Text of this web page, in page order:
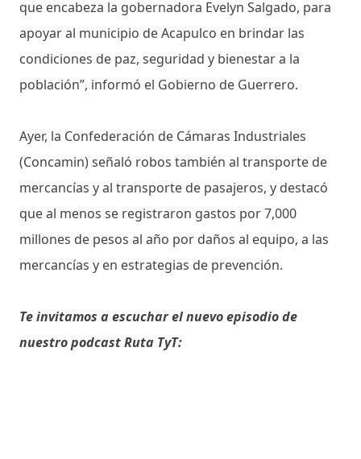
que encabeza la gobernadora Evelyn Salgado, para
apoyar al municipio de Acapulco en brindar las
condiciones de paz, seguridad y bienestar a la
población”, informó el Gobierno de Guerrero.
Ayer, la Confederación de Cámaras Industriales
(Concamin) señaló robos también al transporte de
mercancías y al transporte de pasajeros, y destacó
que al menos se registraron gastos por 7,000
millones de pesos al año por daños al equipo, a las
mercancías y en estrategias de prevención.
Te invitamos a escuchar el nuevo episodio de
nuestro podcast Ruta TyT: